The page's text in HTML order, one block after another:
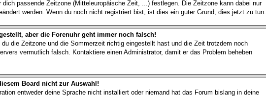
dich passende Zeitzone (Mitteleuropäische Zeit, ...) festlegen. Die Zeitzone kann dabei nur
werden. Wenn du noch nicht registriert bist, ist dies ein guter Grund, dies jetzt zu tun.
aber die Forenuhr geht immer noch falsch!
die Zeitzone und die Sommerzeit richtig eingestellt hast und die Zeit trotzdem noch
vermutlich falsch. Kontaktiere einen Administrator, damit er das Problem beheben
Board nicht zur Auswahl!
entweder deine Sprache nicht installiert oder niemand hat das Forum bislang in deine